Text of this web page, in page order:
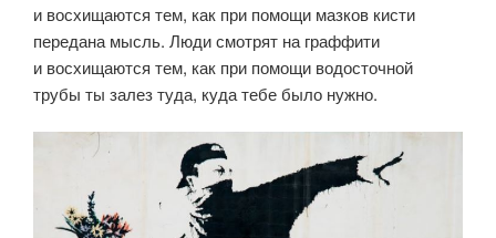
и восхищаются тем, как при помощи мазков кисти
передана мысль. Люди смотрят на граффити
и восхищаются тем, как при помощи водосточной
трубы ты залез туда, куда тебе было нужно.